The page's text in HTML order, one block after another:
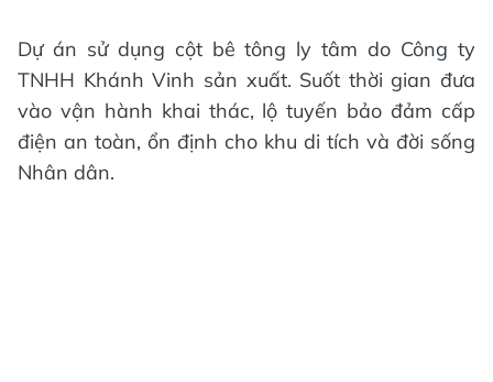
Dự án sử dụng cột bê tông ly tâm do Công ty
TNHH Khánh Vinh sản xuất. Suốt thời gian đưa
vào vận hành khai thác, lộ tuyến bảo đảm cấp
điện an toàn, ổn định cho khu di tích và đời sống
Nhân dân.